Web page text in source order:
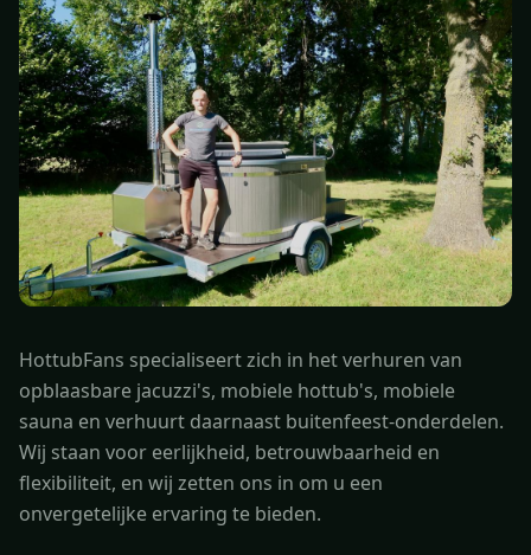
HottubFans specialiseert zich in het verhuren van
opblaasbare jacuzzi's, mobiele hottub's, mobiele
sauna en verhuurt daarnaast buitenfeest-onderdelen.
Wij staan voor eerlijkheid, betrouwbaarheid en
flexibiliteit, en wij zetten ons in om u een
onvergetelijke ervaring te bieden.